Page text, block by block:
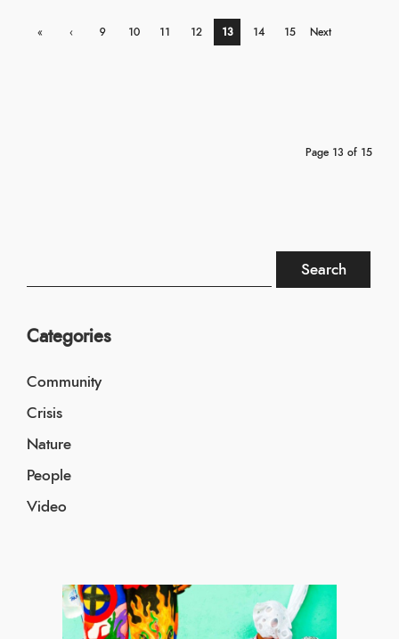
« ‹ 9 10 11 12 13 14 15 Next
Page 13 of 15
Categories
Community
Crisis
Nature
People
Video